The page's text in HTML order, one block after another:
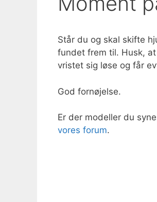
Står du og skal skifte
fundet frem til. Husk,
vristet sig løse og får
God fornøjelse.
Er der modeller du
vores forum.